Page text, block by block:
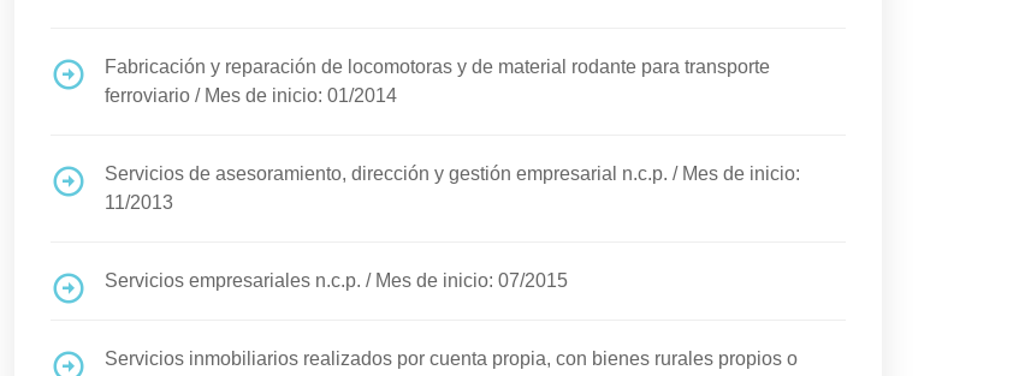
Fabricación y reparación de locomotoras y de material rodante para transporte
ferroviario / Mes de inicio: 01/2014
Servicios de asesoramiento, dirección y gestión empresarial n.c.p. / Mes de inicio:
11/2013
Servicios empresariales n.c.p. / Mes de inicio: 07/2015
Servicios inmobiliarios realizados por cuenta propia, con bienes rurales propios o